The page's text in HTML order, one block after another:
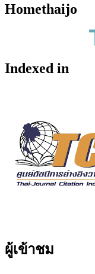
Homethaijo
Indexed in
ผู้เข้าชม